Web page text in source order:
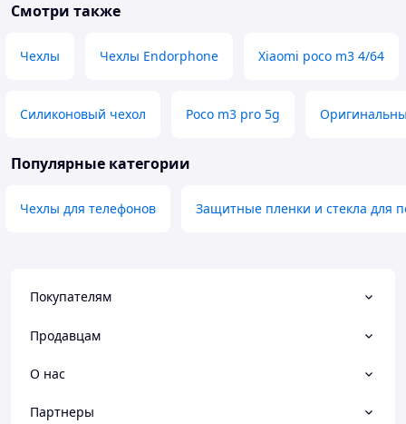
Смотри также
Чехлы Чехлы Endorphone Xiaomi poco m3 4/64
Силиконовый чехол Poco m3 pro 5g
Популярные категории
Чехлы для телефонов Защитные пленки и стекла для
Покупателям
Продавцам
О нас
Партнеры